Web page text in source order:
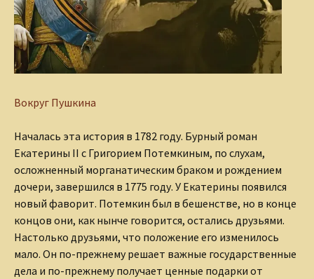
Вокруг Пушкина
Началась эта история в 1782 году. Бурный роман
Екатерины II c Григорием Потемкиным, по слухам,
осложненный морганатическим браком и рождением
дочери, завершился в 1775 году. У Екатерины появился
новый фаворит. Потемкин был в бешенстве, но в конце
концов они, как нынче говорится, остались друзьями.
Настолько друзьями, что положение его изменилось
мало. Он по-прежнему решает важные государственные
дела и по-прежнему получает ценные подарки от